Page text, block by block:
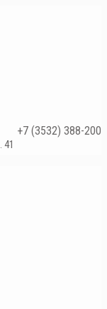
+7 (3532) 388-200